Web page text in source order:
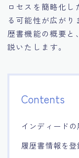
ロセスを簡略化
る可能性が広が
歴書機能の概要と
説いたします。
Contents
インディード
履歴書情報を